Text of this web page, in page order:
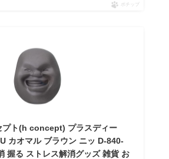
ポチップ
プト(h concept) プラスディー
カオマル ブラウン ニッ D-840-
握る ストレス解消グッズ 雑貨 お